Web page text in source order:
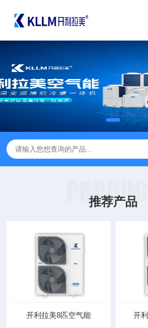
PRODUCT
推荐产品
开利拉美8匹空气能 开